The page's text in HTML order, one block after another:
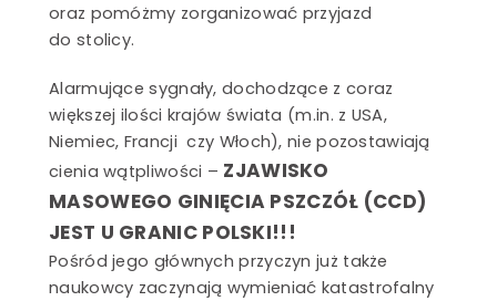
oraz pomóżmy zorganizować przyjazd
do stolicy.
Alarmujące sygnały, dochodzące z coraz
większej ilości krajów świata (m.in. z USA,
Niemiec, Francji czy Włoch), nie pozostawiają
cienia wątpliwości – ZJAWISKO
MASOWEGO GINIĘCIA PSZCZÓŁ (CCD)
JEST U GRANIC POLSKI!!!
Pośród jego głównych przyczyn już także
naukowcy zaczynają wymieniać katastrofalny